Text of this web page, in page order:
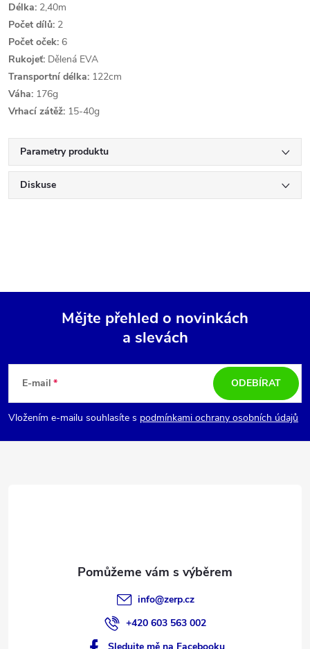
Délka: 2,40m
Počet dílů: 2
Počet oček: 6
Rukojeť: Dělená EVA
Transportní délka: 122cm
Váha: 176g
Vrhací zátěž: 15-40g
Parametry produktu
Diskuse
p
a
Mějte přehled o novinkách
a slevách
E-mail
Vložením e-mailu souhlasíte s podmínkami ochrany osobních údajů
ODEBÍRAT
info@zerp.cz
+420 603 563 002